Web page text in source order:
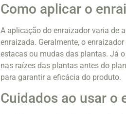
Como aplicar o
A aplicação do enraizador varia de
enraizada. Geralmente, o
estacas ou mudas das plantas. Já
nas raízes das plantas antes do
para garantir a eficácia do produto.
Cuidados ao usar o